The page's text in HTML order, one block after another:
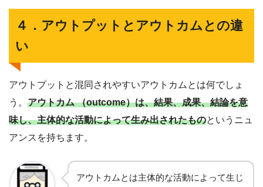
４．アウトプットとアウトカムとの違
い
アウトプットと混同されやすいアウトカムとは何でしょ
う。 アウトカム （outcome）は、結果、成果、結論を意
味し、主体的な活動によって生み出されたものというニュ
アンスを持ちます。
アウトカムとは主体的な活動によって生じ